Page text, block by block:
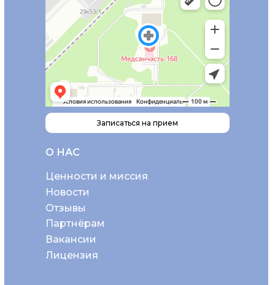
О НАС
Ценности и миссия
Новости
Отзывы
Партнёрам
Вакансии
Лицензия
Записаться на прием